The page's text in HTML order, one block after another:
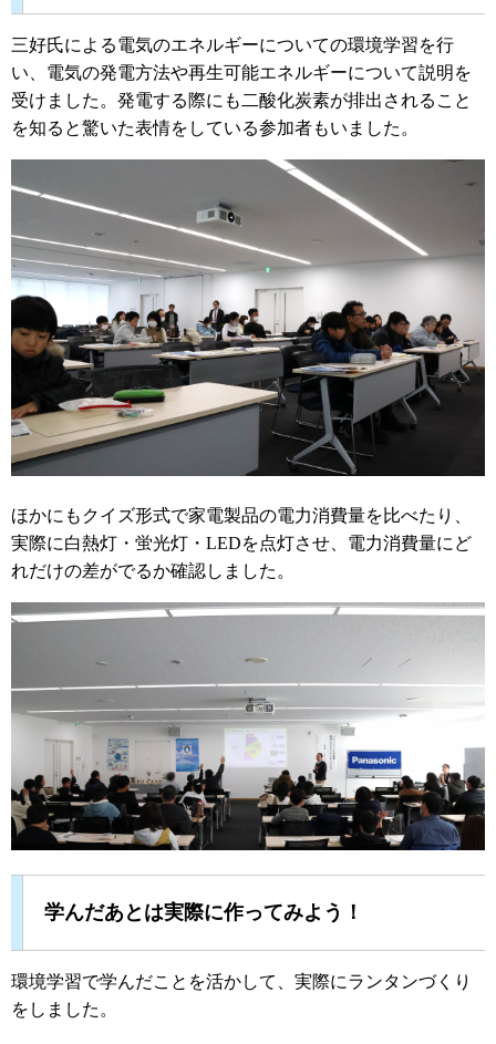
三好氏による電気のエネルギーについての環境学習を行
い、電気の発電方法や再生可能エネルギーについて説明を
受けました。発電する際にも二酸化炭素が排出されること
を知ると驚いた表情をしている参加者もいました。
ほかにもクイズ形式で家電製品の電力消費量を比べたり、
実際に白熱灯・蛍光灯・LEDを点灯させ、電力消費量にど
れだけの差がでるか確認しました。
学んだあとは実際に作ってみよう！
環境学習で学んだことを活かして、実際にランタンづくり
をしました。